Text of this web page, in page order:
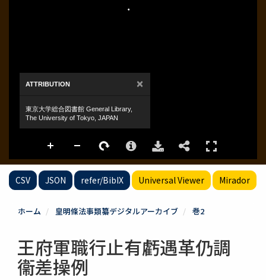
CSV JSON refer/BibIX Universal Viewer Mirador
ホーム 皇明條法事類纂デジタルアーカイブ 巻2
王府軍職行止有虧遇革仍調
衞差操例